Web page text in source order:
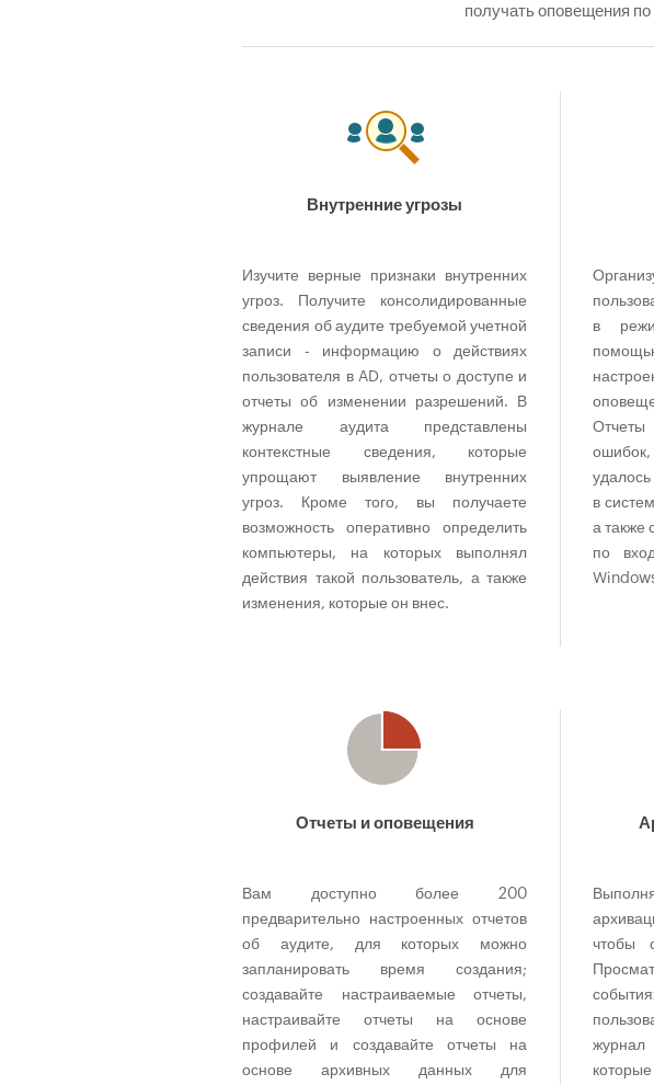
получать оповещения по
Внутренние угрозы
Изучите верные признаки внутренних
угроз. Получите консолидированные
сведения об аудите требуемой учетной
записи - информацию о действиях
пользователя в AD, отчеты о доступе и
отчеты об изменении разрешений. В
журнале аудита представлены
контекстные сведения, которые
упрощают выявление внутренних
угроз. Кроме того, вы получаете
возможность оперативно определить
компьютеры, на которых выполнял
действия такой пользователь, а также
изменения, которые он внес.
в
Отчеты
ошибок,
в
а также
по
Отчеты и оповещения
Вам доступно более 200
предварительно настроенных отчетов
об аудите, для которых можно
запланировать время создания;
создавайте настраиваемые отчеты,
настраивайте отчеты на основе
профилей и создавайте отчеты на
основе архивных данных для
чтобы